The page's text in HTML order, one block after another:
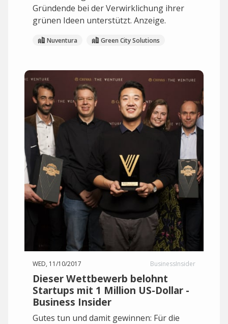
Gründende bei der Verwirklichung ihrer
grünen Ideen unterstützt. Anzeige.
Nuventura Green City Solutions
WED, 11/10/2017 BusinessInsider
Dieser Wettbewerb belohnt
Startups mit 1 Million US-Dollar -
Business Insider
Gutes tun und damit gewinnen: Für die